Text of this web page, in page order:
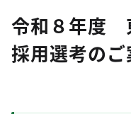
令和８年度
採用選考のご